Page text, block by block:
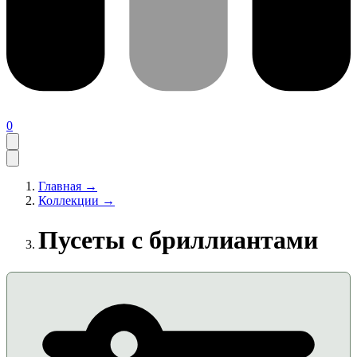
0
Главная →
Коллекции →
Пусеты с бриллиантами